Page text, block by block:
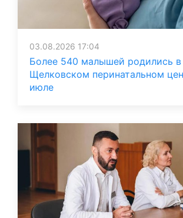
03.08.2026 17:04
Более 540 малышей родились в
Щелковском перинатальном
июле